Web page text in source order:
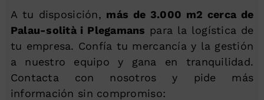
A tu disposición, más de 3.000 m2 cerca de
Palau-solità i Plegamans para la logística de
tu empresa. Confía tu mercancía y la gestión
a nuestro equipo y gana en tranquilidad.
Contacta con nosotros y pide más
información sin compromiso: